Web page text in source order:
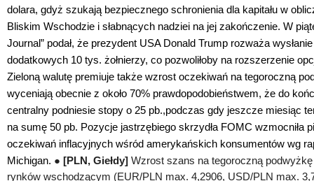
dolara, gdyż szukają bezpiecznego schronienia dla kapitału w
Bliskim Wschodzie i słabnących nadziei na jej zakończenie. W
Journal” podał, że prezydent USA Donald Trump rozważa
dodatkowych 10 tys. żołnierzy, co pozwoliłoby na rozszerzenie
Zieloną walutę premiuje także wzrost oczekiwań na tegoroczną
wyceniają obecnie z około 70% prawdopodobieństwem, że do
centralny podniesie stopy o 25 pb.,podczas gdy jeszcze miesiąc
na sumę 50 pb. Pozycje jastrzębiego skrzydła FOMC wzmocniła
oczekiwań inflacyjnych wśród amerykańskich konsumentów wg
Michigan. ● [PLN, Giełdy] Wzrost szans na tegoroczną
rynków wschodzącym (EUR/PLN max. 4,2906, USD/PLN max.